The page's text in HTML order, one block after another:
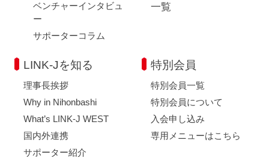
ベンチャーインタビュ
ー
サポーターコラム
一覧
LINK-Jを知る
理事長挨拶
Why in Nihonbashi
What’s LINK-J WEST
国内外連携
サポーター紹介
特別会員
特別会員一覧
特別会員について
入会申し込み
専用メニューはこちら